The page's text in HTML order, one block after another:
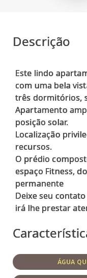
Descrição
Este lindo
com uma bela
três dormitórios,
Apartamento
posição solar.
Localização
recursos.
O prédio
espaço Fitness,
permanente
Deixe seu
ÁGUA